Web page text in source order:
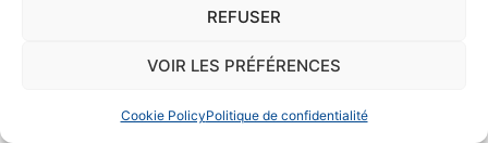
REFUSER
VOIR LES PRÉFÉRENCES
Cookie PolicyPolitique de confidentialité